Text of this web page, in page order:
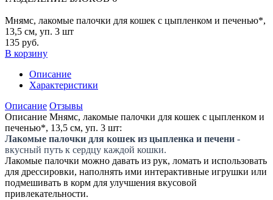
Мнямс, лакомые палочки для кошек с цыпленком и печенью*,
13,5 см, уп. 3 шт
135 руб.
В корзину
Описание
Характеристики
Описание Отзывы
Описание Мнямс, лакомые палочки для кошек с цыпленком и
печенью*, 13,5 см, уп. 3 шт:
Лакомые палочки для кошек из цыпленка и печени -
вкусный путь к сердцу каждой кошки.
Лакомые палочки можно давать из рук, ломать и использовать
для дрессировки, наполнять ими интерактивные игрушки или
подмешивать в корм для улучшения вкусовой
привлекательности.